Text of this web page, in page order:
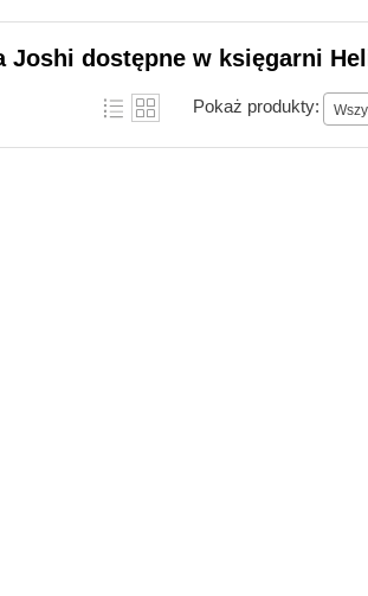
Joshi dostępne w księgarni
Pokaż produkty: